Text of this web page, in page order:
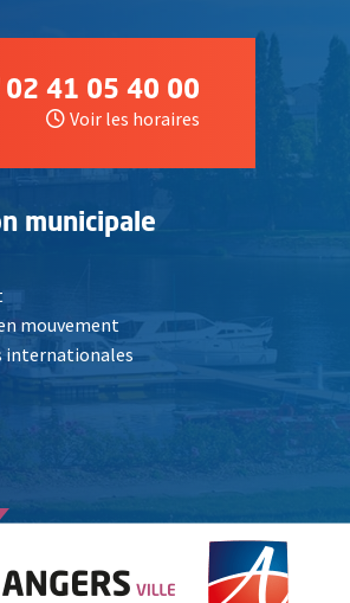
02 41 05 40 00
Voir les horaires
municipale
mouvement
internationales